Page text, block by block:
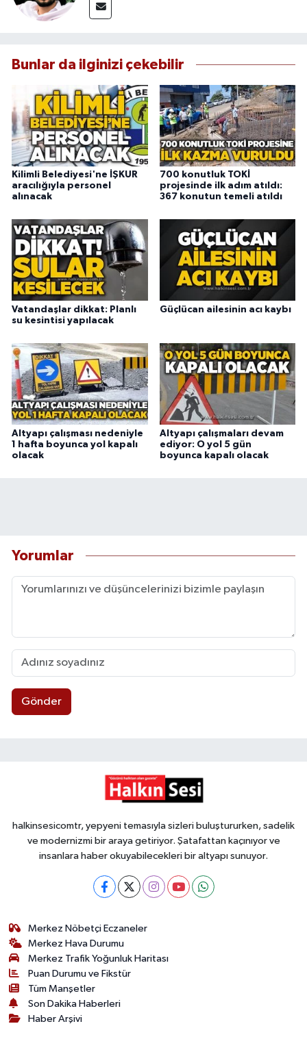
Bunlar da ilginizi çekebilir
Kilimli Belediyesi'ne İŞKUR
aracılığıyla personel
alınacak
700 konutluk TOKİ
projesinde ilk adım atıldı:
367 konutun temeli atıldı
Vatandaşlar dikkat: Planlı
su kesintisi yapılacak
Güçlücan ailesinin acı kaybı
Altyapı çalışması nedeniyle
1 hafta boyunca yol kapalı
olacak
Altyapı çalışmaları devam
ediyor: O yol 5 gün
boyunca kapalı olacak
Yorumlar
Gönder
halkinsesicomtr, yepyeni temasıyla sizleri buluştururken, sadelik
ve modernizmi bir araya getiriyor. Şatafattan kaçınıyor ve
insanlara haber okuyabilecekleri bir altyapı sunuyor.
Merkez Nöbetçi Eczaneler
Merkez Hava Durumu
Merkez Trafik Yoğunluk Haritası
Puan Durumu ve Fikstür
Tüm Manşetler
Son Dakika Haberleri
Haber Arşivi